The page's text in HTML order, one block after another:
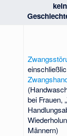
bei Frauen,
Männern)